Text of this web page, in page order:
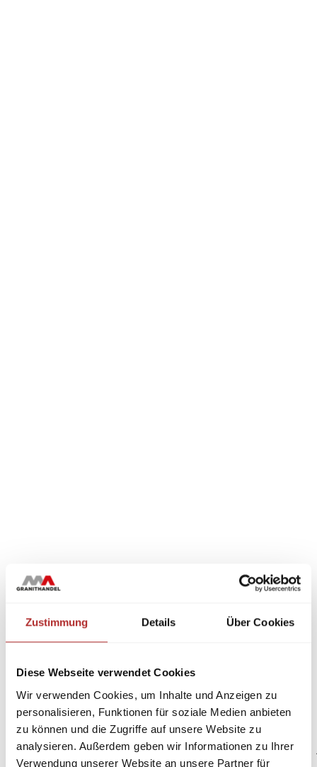
Zustimmung Details Über Cookies
Diese Webseite verwendet Cookies
Wir verwenden Cookies, um Inhalte und Anzeigen zu
personalisieren, Funktionen für soziale Medien anbieten
zu können und die Zugriffe auf unsere Website zu
analysieren. Außerdem geben wir Informationen zu Ihrer
Verwendung unserer Website an unsere Partner für